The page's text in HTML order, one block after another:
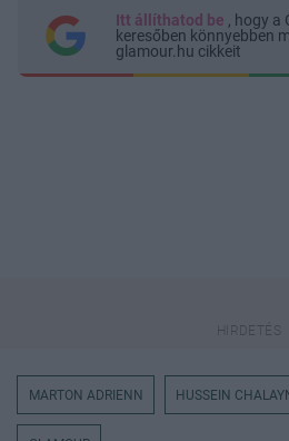
Itt állíthatod be , hogy a
keresőben könnyebben
glamour.hu cikkeit
MARTON ADRIENN HUSSEIN